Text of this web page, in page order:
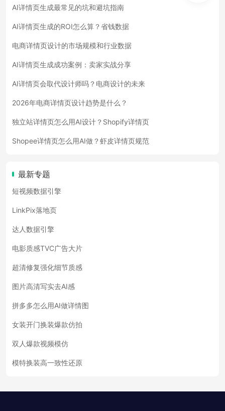
AI详情页生成最常见的坑和避坑指南
AI详情页生成的ROI怎么算？省钱数据
电商详情页设计的市场规模和行业数据
AI详情页生成成功案例：卖家实战分享
AI详情页会取代设计师吗？电商设计的未来
2026年电商详情页设计趋势是什么？
独立站详情页怎么用AI设计？Shopify详情页
Shopee详情页怎么用AI做？虾皮详情页规范
最新专题
短视频数据引擎
LinkPix落地页
达人数据引擎
电影质感TVC广告大片
超清修复强化细节质感
图片高清写实去AI感
拼多多怎么用AI做详情图
女装开门换装爆款仿拍
双人爆款视频模仿
模特换装高一致性还原